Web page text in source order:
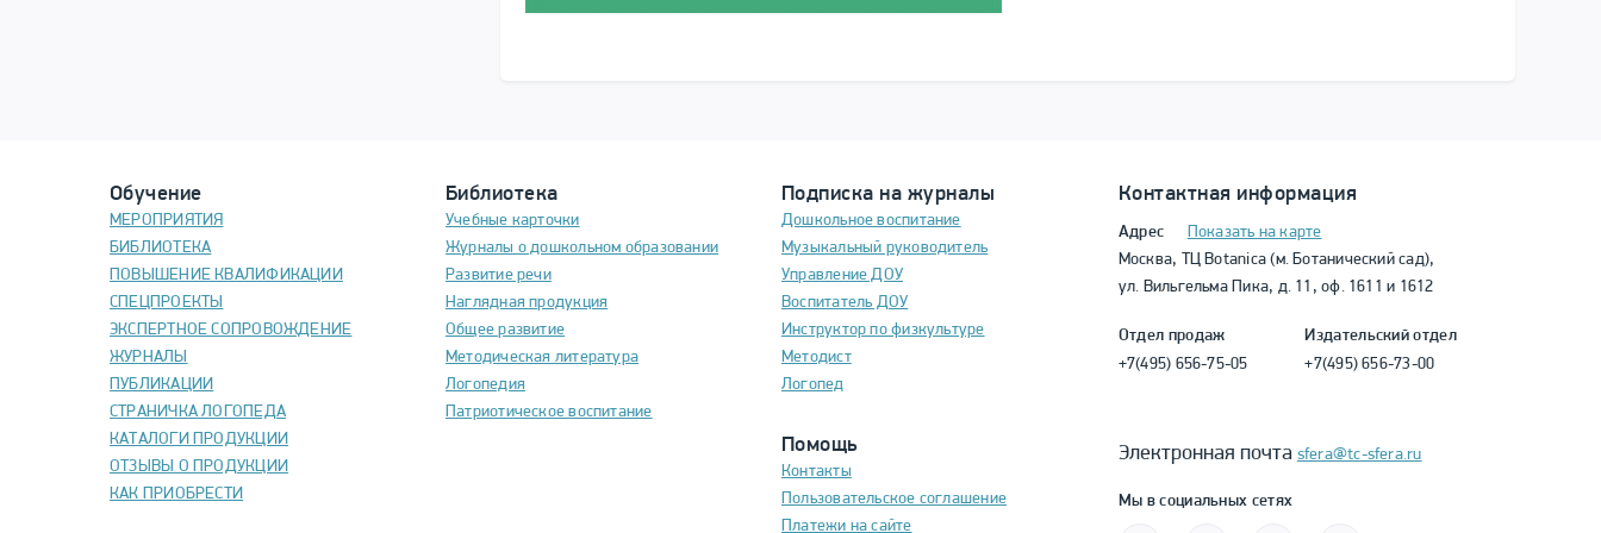
Обучение
МЕРОПРИЯТИЯ
БИБЛИОТЕКА
ПОВЫШЕНИЕ КВАЛИФИКАЦИИ
СПЕЦПРОЕКТЫ
ЭКСПЕРТНОЕ СОПРОВОЖДЕНИЕ
ЖУРНАЛЫ
ПУБЛИКАЦИИ
СТРАНИЧКА ЛОГОПЕДА
КАТАЛОГИ ПРОДУКЦИИ
ОТЗЫВЫ О ПРОДУКЦИИ
КАК ПРИОБРЕСТИ
Библиотека
Учебные карточки
Журналы о дошкольном образовании
Развитие речи
Наглядная продукция
Общее развитие
Методическая литература
Логопедия
Патриотическое воспитание
Подписка на журналы
Дошкольное воспитание
Музыкальный руководитель
Управление ДОУ
Воспитатель ДОУ
Инструктор по физкультуре
Методист
Логопед
Помощь
Контакты
Пользовательское соглашение
Платежи на сайте
Контактная информация
Адрес
Показать на карте
Москва, ТЦ Botanica (м. Ботанический сад),
ул. Вильгельма Пика, д. 11, оф. 1611 и 1612
Отдел продаж
+7(495) 656-75-05
Издательский отдел
+7(495) 656-73-00
Электронная почта sfera@tc-sfera.ru
Мы в социальных сетях